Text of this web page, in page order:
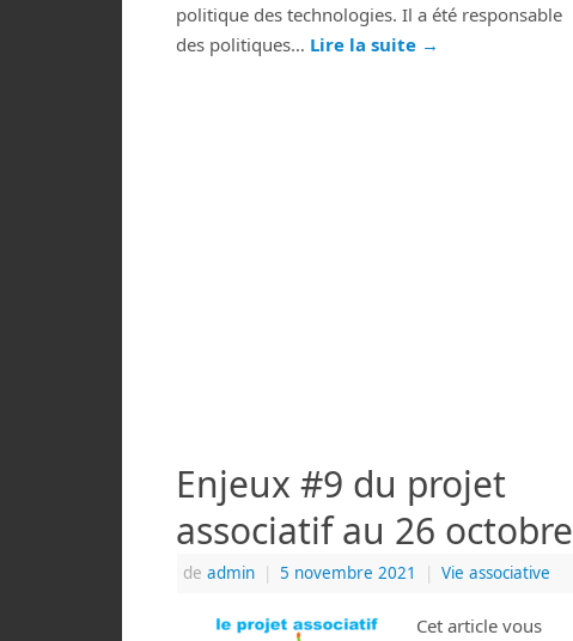
politique des technologies. Il a été responsable
des politiques… Lire la suite →
Enjeux #9 du projet
associatif au 26 octobre
de admin | 5 novembre 2021 | Vie associative
Cet article vous